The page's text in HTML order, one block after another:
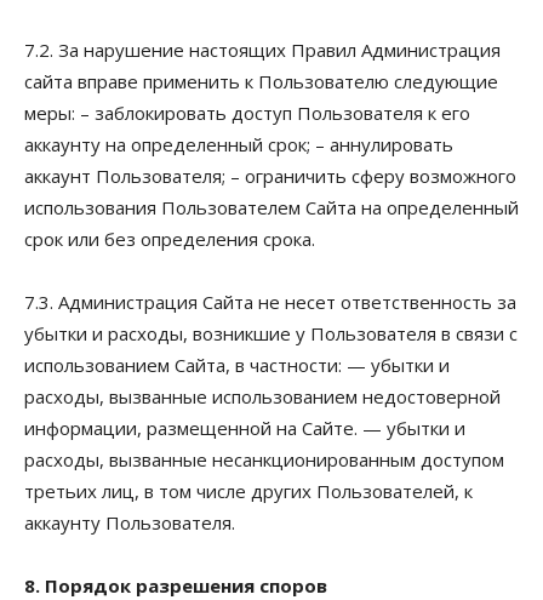
7.2. За нарушение настоящих Правил Администрация
сайта вправе применить к Пользователю следующие
меры: – заблокировать доступ Пользователя к его
аккаунту на определенный срок; – аннулировать
аккаунт Пользователя; – ограничить сферу возможного
использования Пользователем Сайта на определенный
срок или без определения срока.
7.3. Администрация Сайта не несет ответственность за
убытки и расходы, возникшие у Пользователя в связи с
использованием Сайта, в частности: — убытки и
расходы, вызванные использованием недостоверной
информации, размещенной на Сайте. — убытки и
расходы, вызванные несанкционированным доступом
третьих лиц, в том числе других Пользователей, к
аккаунту Пользователя.
8. Порядок разрешения споров